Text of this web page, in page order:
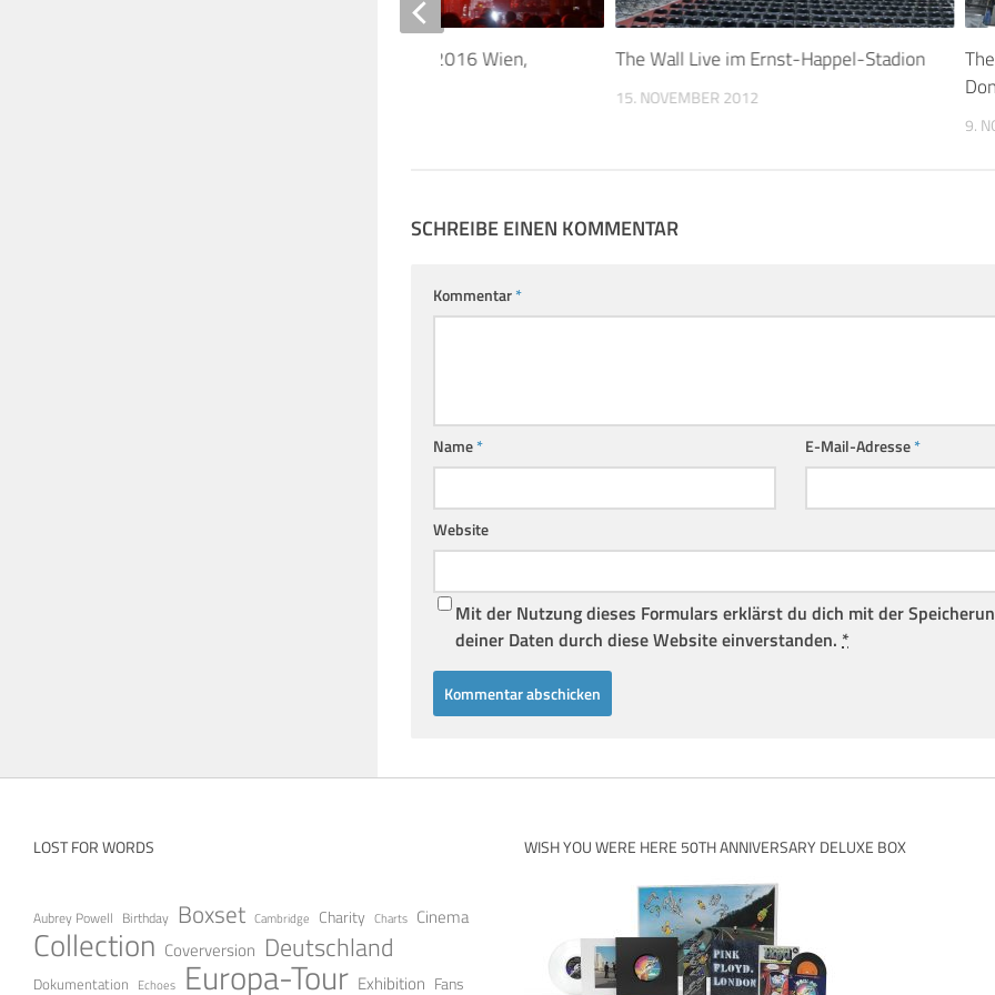
The Wall Live im Ernst-Happel-Stadion
15. NOVEMBER 2012
9.
Massive Attack 20.2.2016 Wien,
SCHREIBE EINEN KOMMENTAR
Kommentar*
Name* E-Mail-Adresse*
Website
Mit der Nutzung dieses Formulars erklärst du dich mit der
deiner Daten durch diese Website einverstanden. *
LOST FOR WORDS
Aubrey Powell Birthday Boxset Cambridge Charity Charts Cinema
Collection Coverversion Deutschland
Dokumentation Echoes Europa-Tour Exhibition Fans
WISH YOU WERE HERE 50TH ANNIVERSARY DELUXE BOX